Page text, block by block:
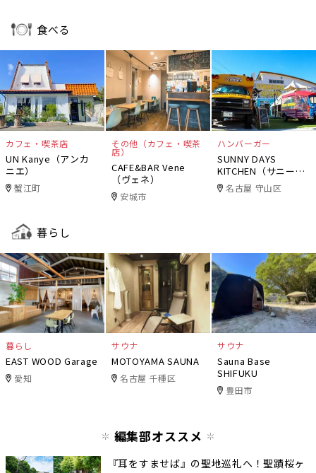
食べる
カフェ・喫茶店
UN Kanye（アンカ
ニエ）
蟹江町
その他（カフェ・喫茶
店）
CAFE&BAR Vene
（ヴェネ）
安城市
ハンバーガー
SUNNY DAYS
KITCHEN（サニーデ
イズキッチン）
名古屋 守山区
暮らし
暮らし
EAST WOOD Garage
愛知
サウナ
MOTOYAMA SAUNA
名古屋 千種区
サウナ
Sauna Base
SHIFUKU
豊田市
編集部オススメ
『耳をすませば』の聖地巡礼へ！聖蹟桜ヶ